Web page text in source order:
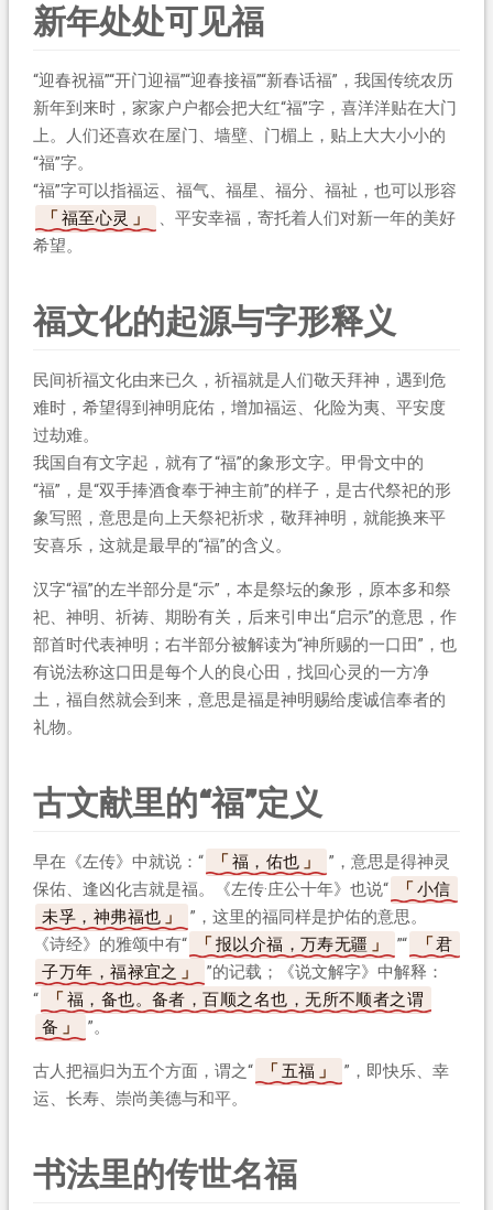
新年处处可见福
“迎春祝福”“开门迎福”“迎春接福”“新春话福”，我国传统农历
新年到来时，家家户户都会把大红“福”字，喜洋洋贴在大门
上。人们还喜欢在屋门、墙壁、门楣上，贴上大大小小的
“福”字。
“福”字可以指福运、福气、福星、福分、福祉，也可以形容
福至心灵
、平安幸福，寄托着人们对新一年的美好
希望。
福文化的起源与字形释义
民间祈福文化由来已久，祈福就是人们敬天拜神，遇到危
难时，希望得到神明庇佑，增加福运、化险为夷、平安度
过劫难。
我国自有文字起，就有了“福”的象形文字。甲骨文中的
“福”，是“双手捧酒食奉于神主前”的样子，是古代祭祀的形
象写照，意思是向上天祭祀祈求，敬拜神明，就能换来平
安喜乐，这就是最早的“福”的含义。
汉字“福”的左半部分是“示”，本是祭坛的象形，原本多和祭
祀、神明、祈祷、期盼有关，后来引申出“启示”的意思，作
部首时代表神明；右半部分被解读为“神所赐的一口田”，也
有说法称这口田是每个人的良心田，找回心灵的一方净
土，福自然就会到来，意思是福是神明赐给虔诚信奉者的
礼物。
古文献里的“福”定义
早在《左传》中就说：“ 福，佑也
”，意思是得神灵
保佑、逢凶化吉就是福。《左传·庄公十年》也说“
小信
未孚，神弗福也
”，这里的福同样是护佑的意思。
《诗经》的雅颂中有“
报以介福，万寿无疆 ”“
君
子万年，福禄宜之
”的记载；《说文解字》中解释：
“
福，备也。备者，百顺之名也，无所不顺者之谓
备
”。
古人把福归为五个方面，谓之“ 五福
”，即快乐、幸
运、长寿、崇尚美德与和平。
书法里的传世名福